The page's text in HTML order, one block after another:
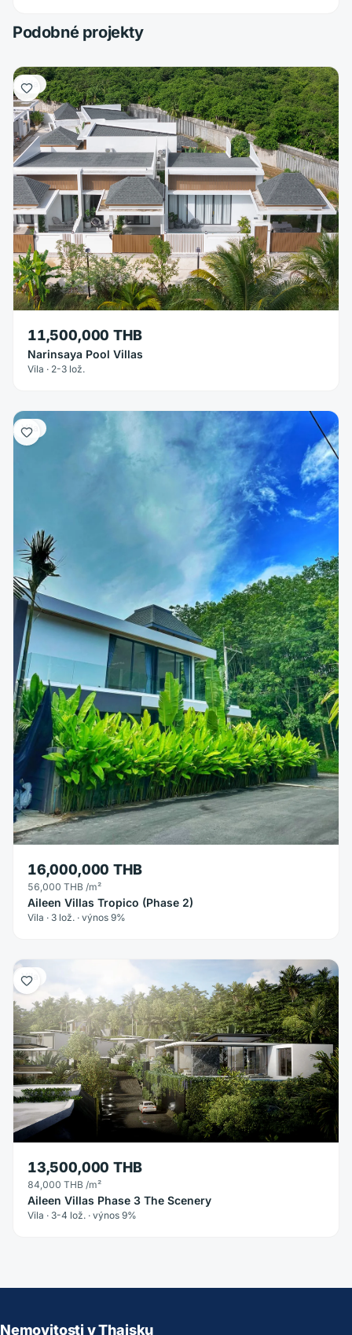
Podobné projekty
Vila
11,500,000 THB
Narinsaya Pool Villas
Vila · 2-3 lož.
Vila
16,000,000 THB
56,000 THB /m²
Aileen Villas Tropico (Phase 2)
Vila · 3 lož. · výnos 9%
Vila
13,500,000 THB
84,000 THB /m²
Aileen Villas Phase 3 The Scenery
Vila · 3-4 lož. · výnos 9%
Nemovitosti v Thajsku